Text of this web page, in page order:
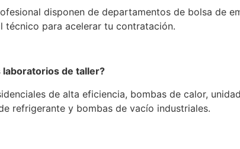
disponen de departamentos de bolsa de
para acelerar tu contratación.
laboratorios de taller?
de alta eficiencia, bombas de calor,
refrigerante y bombas de vacío industriales.